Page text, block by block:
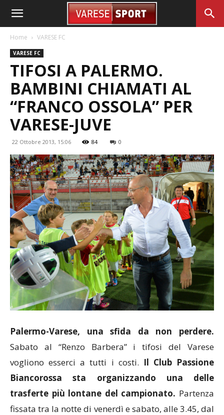
Home VARESE FC
VARESE FC
TIFOSI A PALERMO.
BAMBINI CHIAMATI AL
“FRANCO OSSOLA” PER
VARESE-JUVE
22 Ottobre 2013, 15:06 84 0
Palermo-Varese, una sfida da non perdere.
Sabato al “Renzo Barbera” i tifosi del Varese
vogliono esserci a tutti i costi. Il Club Passione
Biancorossa sta organizzando una delle
trasferte più lontane del campionato. Partenza
fissata tra la notte di venerdì e sabato, alle 3.45, dal